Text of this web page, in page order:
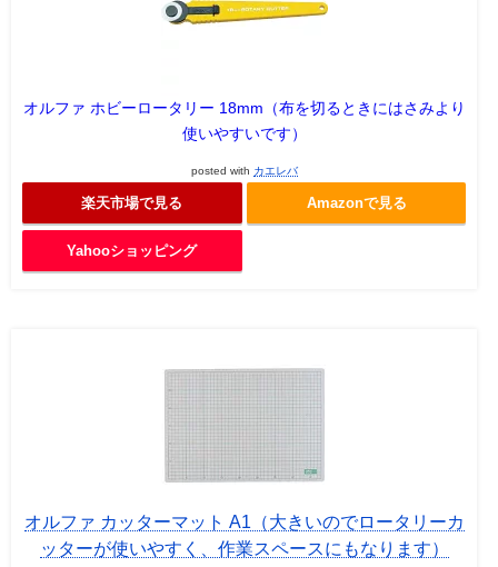
オルファ ホビーロータリー 18mm（布を切るときにはさみより
使いやすいです）
posted with カエレバ
楽天市場で見る Amazonで見る
Yahooショッピング
オルファ カッターマット A1（大きいのでロータリーカ
ッターが使いやすく、作業スペースにもなります）